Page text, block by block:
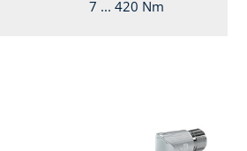
7 ... 420 Nm